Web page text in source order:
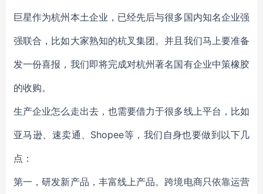
巨星作为杭州本土企业，已经先后与很多国内知名企业强
强联合，比如大家熟知的杭叉集团。并且我们马上要准备
发一份喜报，我们即将完成对杭州著名国有企业中策橡胶
的收购。
生产企业怎么走出去，也需要借力于很多线上平台，比如
亚马逊、速卖通、Shopee等，我们自身也要做到以下几
点：
第一，研发新产品，丰富线上产品。跨境电商只依靠运营